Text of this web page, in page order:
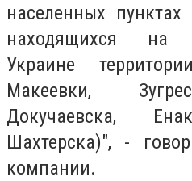
населенных
находящихся на
Украине
Макеевки,
Докучаевска,
Шахтерска)", -
компании.